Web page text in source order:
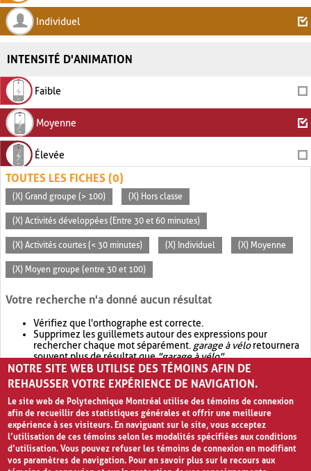
Individuel
INTENSITÉ D'ANIMATION
Faible
Moyenne
Élevée
TOUTES LES FICHES (0)
(X) Grand groupe (> 100) (X) Hors classe
(X) Activités développées (Entre 30 et 60 minutes)
(X) Activités courtes (< 30 minutes) (X) Individuel (X) Moyenne
(X) Moyen groupe (entre 30 et 100)
Votre recherche n'a donné aucun résultat
Vérifiez que l'orthographe est correcte.
Supprimez les guillemets autour des expressions pour
rechercher chaque mot séparément. garage à véloretournera
souvent plus de résultat que"garage à vélo".
Envisagez d'élargir votre recherche avec OR.garage OR vélo
retournera souvent plus de résultat quegarage à vélo
NOTRE SITE WEB UTILISE DES TÉMOINS AFIN DE
REHAUSSER VOTRE EXPÉRIENCE DE NAVIGATION.
Le site web de Polytechnique Montréal utilise des témoins de connexion
afin de recueillir des statistiques générales et offrir une meilleure
expérience à ses visiteurs. En naviguant sur le site, vous acceptez
l’utilisation de ces témoins selon les modalités spécifiées aux conditions
d’utilisation. Vous pouvez refuser les témoins de connexion en modifiant
vos paramètres de navigation. Pour en savoir plus sur le recours aux